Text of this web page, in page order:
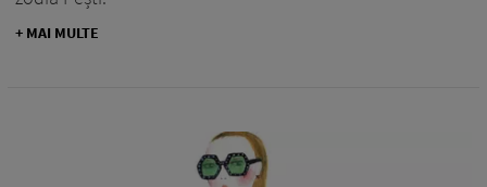
+ MAI MULTE